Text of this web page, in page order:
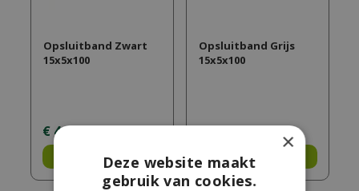
Opsluitband Zwart
15x5x100
€ 4,50
Bestel
Opsluitband Grijs
15x5x100
€3,95
Bestel
×
Deze website maakt
gebruik van cookies.